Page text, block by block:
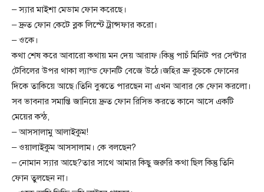
– স্যার মাইশা মেডাম ফোন করেছে।
– দ্রুত ফোন কেটে ব্লক লিস্টে ট্রান্সফার করো।
– ওকে।
কথা শেষ করে আবারো কথায় মন দেয় আরাফ।কিন্তু পাচঁ মিনিট পর সেন্টার
টেবিলের উপর থাকা ল্যান্ড ফোনটি বেজে উঠে।জহির ভ্রু কুচকে ফোনের
দিকে তাকিয়ে আছে।তিনি বুঝতে পারছেন না এখন আবার কে ফোন করলো।
সব ভাবনার সমাপ্তি জানিয়ে দ্রুত ফোন রিসিভ করতে কানে আসে একটি
মেয়ের কন্ঠ,
– আসসালামু আলাইকুম!
– ওয়ালাইকুম আসসালাম। কে বলছেন?
– নোমান স্যার আছে?তার সাথে আমার কিছু জরুরি কথা ছিল কিন্তু তিনি
ফোন তুলছেন না।